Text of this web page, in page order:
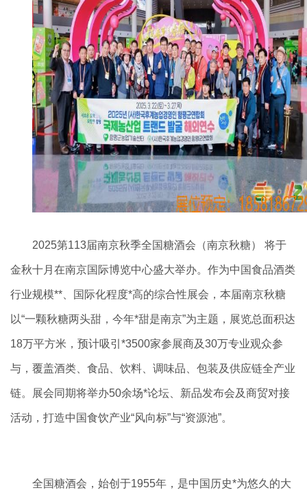
2025第113届南京秋季全国糖酒会（南京秋糖） 将于
金秋十月在南京国际博览中心盛大举办。作为中国食品酒类
行业规模**、国际化程度*高的综合性展会，本届南京秋糖
以“一颗秋糖两头甜，今年*甜是南京”为主题，展览总面积达
18万平方米，预计吸引*3500家参展商及30万专业观众参
与，覆盖酒类、食品、饮料、调味品、包装及供应链全产业
链。展会同期将举办50余场*论坛、新品发布会及商贸对接
活动，打造中国食饮产业“风向标”与“资源池”。
全国糖酒会，始创于1955年，是中国历史*为悠久的大